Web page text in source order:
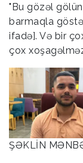
"Bu gözəl
barmaqla
ifadə]. Və bir
çox
ŞƏKLİN